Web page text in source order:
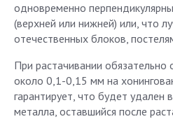
одновременно
(верхней или нижней) или, что
отечественных блоков,
При растачивании обязательно
около 0,1-0,15 мм на
гарантирует, что будет удален
металла, оставшийся после